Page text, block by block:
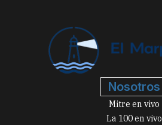
Nosotros
Mitre en vivo
La 100 en vivo